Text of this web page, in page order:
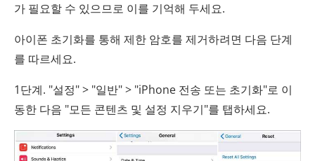
가 필요할 수 있으므로 이를 기억해 두세요.
아이폰 초기화를 통해 제한 암호를 제거하려면 다음 단계
를 따르세요.
1단계. "설정" > "일반" > "iPhone 전송 또는 초기화"로 이
동한 다음 "모든 콘텐츠 및 설정 지우기"를 탭하세요.